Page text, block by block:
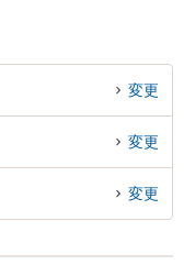
変更
変更
変更